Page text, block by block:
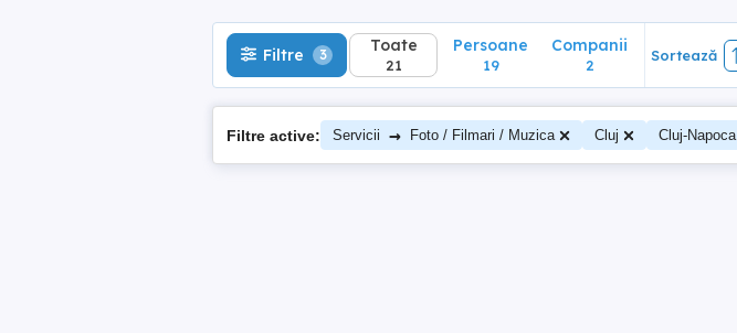
Filtre 3 Toate
21
Persoane
19
Companii
2
Sortează
Filtre active: Servicii → Foto / Filmari / Muzica Cluj Cluj-Napoca